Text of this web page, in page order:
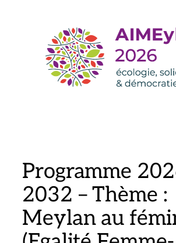
Programme
2032 – Thème :
Meylan au